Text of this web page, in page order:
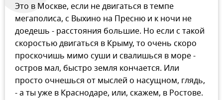
Это в Москве, если не двигаться в темпе
мегаполиса, с Выхино на Пресню и к ночи не
доедешь - расстояния большие. Но если с такой
скоростью двигаться в Крыму, то очень скоро
проскочишь мимо суши и свалишься в море -
остров мал, быстро земля кончается. Или
просто очнешься от мыслей о насущном, глядь,
- а ты уже в Краснодаре, или, скажем, в Ростове.